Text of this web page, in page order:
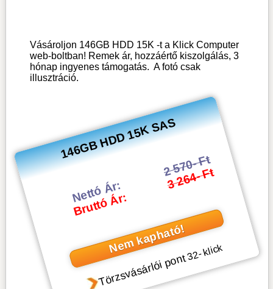
Vásároljon 146GB HDD 15K -t a Klick Computer
web-boltban! Remek ár, hozzáértő kiszolgálás, 3
hónap ingyenes támogatás. A fotó csak
illusztráció.
146GB HDD 15K SAS
Nettó Ár:
Bruttó Ár:
2 570- Ft
3 264- Ft
Nem kapható!
Törzsvásárlói pont32- klick